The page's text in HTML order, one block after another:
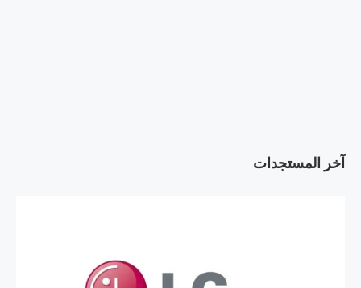
آخر المستجدات